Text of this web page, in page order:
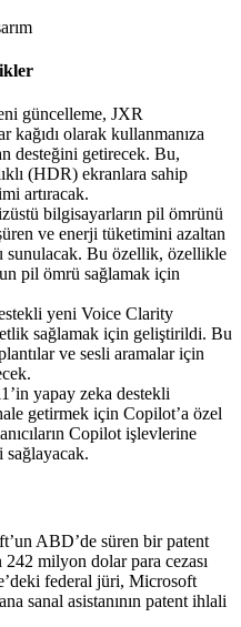
güncelleme, JXR
kağıdı olarak kullanmanıza
desteğini getirecek. Bu,
(HDR) ekranlara sahip
artıracak.
bilgisayarların pil ömrünü
ve enerji tüketimini azaltan
sunulacak. Bu özellik, özellikle
pil ömrü sağlamak için
yeni Voice Clarity
sağlamak için geliştirildi. Bu
ve sesli aramalar için
yapay zeka destekli
getirmek için Copilot’a özel
Copilot işlevlerine
sağlayacak.
ABD’de süren bir patent
milyon dolar para cezası
federal jüri, Microsoft
sanal asistanının patent ihlali